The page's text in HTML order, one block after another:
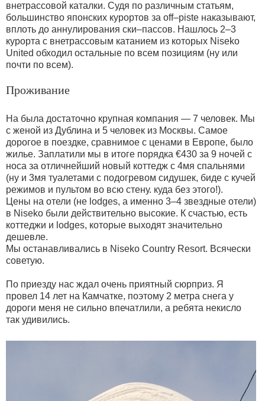
внетрассовой каталки. Судя по различным статьям,
большинство японских курортов за off–piste наказывают,
вплоть до аннулирования ски–пассов. Нашлось 2–3
курорта с внетрассовым катанием из которых Niseko
United обходил остальные по всем позициям (ну или
почти по всем).
Проживание
На была достаточно крупная компания — 7 человек. Мы
с женой из Дублина и 5 человек из Москвы. Самое
дорогое в поездке, сравнимое с ценами в Европе, было
жилье. Заплатили мы в итоге порядка €430 за 9 ночей с
носа за отличнейший новый коттедж с 4мя спальнями
(ну и 3мя туалетами с подогревом сидушек, биде с кучей
режимов и пультом во всю стену. куда без этого!).
Цены на отели (не lodges, а именно 3–4 звездные отели)
в Niseko были действительно высокие. К счастью, есть
коттеджи и lodges, которые выходят значительно
дешевле.
Мы останавливались в Niseko Country Resort. Всячески
советую.
По приезду нас ждал очень приятный сюрприз. Я
провел 14 лет на Камчатке, поэтому 2 метра снега у
дороги меня не сильно впечатлили, а ребята некисло
так удивились.